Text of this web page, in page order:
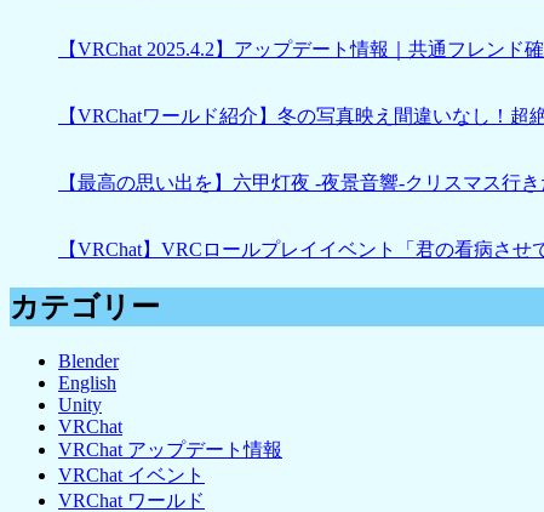
【VRChat 2025.4.2】アップデート情報｜共通フレンド
【VRChatワールド紹介】冬の写真映え間違いなし！超
【最高の思い出を】六甲灯夜 -夜景音響-クリスマス行
【VRChat】VRCロールプレイイベント「君の看病させ
カテゴリー
Blender
English
Unity
VRChat
VRChat アップデート情報
VRChat イベント
VRChat ワールド